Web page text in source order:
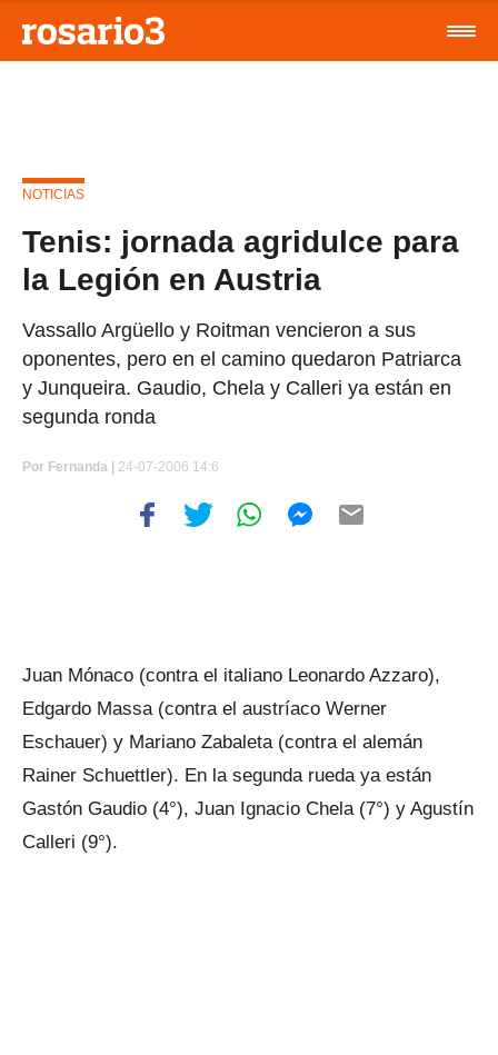
NOTICIAS
Tenis: jornada agridulce para
la Legión en Austria
Vassallo Argüello y Roitman vencieron a sus
oponentes, pero en el camino quedaron Patriarca
y Junqueira. Gaudio, Chela y Calleri ya están en
segunda ronda
Por Fernanda | 24-07-2006 14:6
Juan Mónaco (contra el italiano Leonardo Azzaro),
Edgardo Massa (contra el austríaco Werner
Eschauer) y Mariano Zabaleta (contra el alemán
Rainer Schuettler). En la segunda rueda ya están
Gastón Gaudio (4°), Juan Ignacio Chela (7°) y Agustín
Calleri (9°).